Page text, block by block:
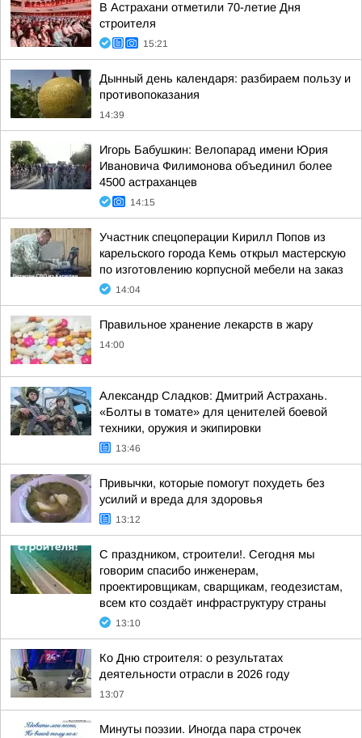
В Астрахани отметили 70-летие Дня
строителя
15:21
Дынный день календаря: разбираем пользу и
противопоказания
14:39
Игорь Бабушкин: Велопарад имени Юрия
Ивановича Филимонова объединил более
4500 астраханцев
14:15
Участник спецоперации Кирилл Попов из
карельского города Кемь открыл мастерскую
по изготовлению корпусной мебели на заказ
14:04
Правильное хранение лекарств в жару
14:00
Александр Сладков: Дмитрий Астрахань.
«Болты в томате» для ценителей боевой
техники, оружия и экипировки
13:46
Привычки, которые помогут похудеть без
усилий и вреда для здоровья
13:12
С праздником, строители!. Сегодня мы
говорим спасибо инженерам,
проектировщикам, сварщикам, геодезистам,
всем кто создаёт инфраструктуру страны
13:10
Ко Дню строителя: о результатах
деятельности отрасли в 2026 году
13:07
Минуты поэзии. Иногда пара строчек